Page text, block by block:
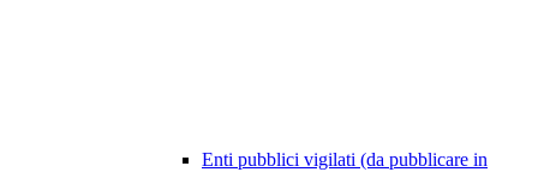
Enti pubblici vigilati (da pubblicare in